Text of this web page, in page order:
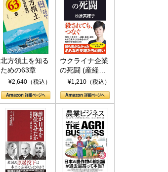
北方領土を知る
ための63章
¥2,640（税込）
ウクライナ企業
の死闘 (産経セ
レクト S 039)
¥1,210（税込）